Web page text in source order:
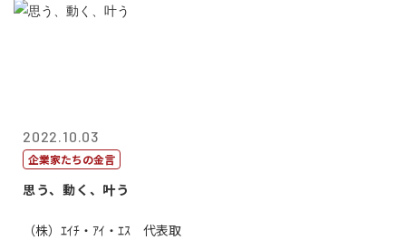
2022.10.03
企業家たちの金言
思う、動く、叶う
（株）ｴｲﾁ・ｱｲ・ｴｽ 代表取